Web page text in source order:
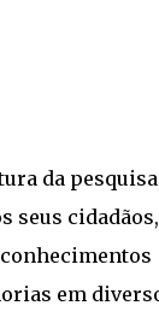
da
seus
em